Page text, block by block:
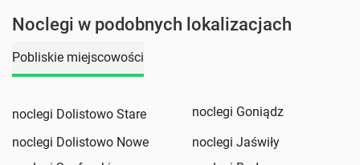
Noclegi w podobnych lokalizacjach
Pobliskie miejscowości
noclegi Dolistowo Stare
noclegi Goniądz
noclegi Dolistowo Nowe
noclegi Jaświły